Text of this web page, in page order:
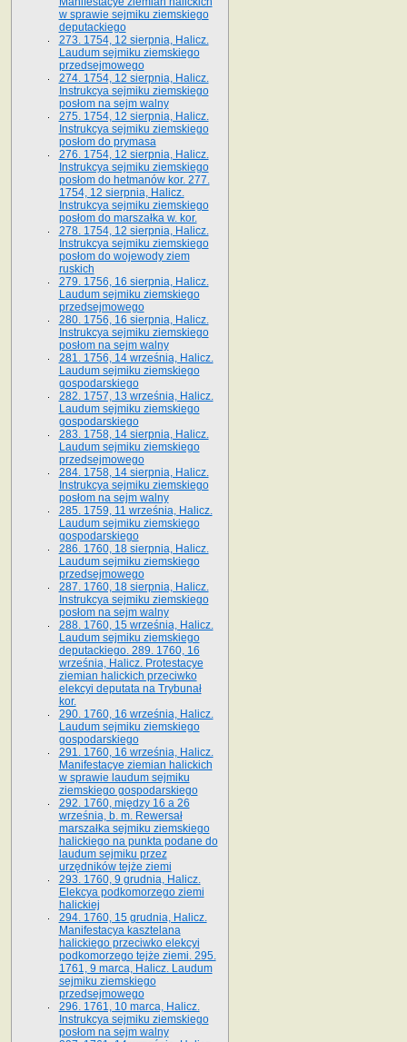
w sprawie sejmiku ziemskiego
deputackiego
273. 1754, 12 sierpnia, Halicz.
Laudum sejmiku ziemskiego
przedsejmowego
274. 1754, 12 sierpnia, Halicz.
Instrukcya sejmiku ziemskiego
posłom na sejm walny
275. 1754, 12 sierpnia, Halicz.
Instrukcya sejmiku ziemskiego
posłom do prymasa
276. 1754, 12 sierpnia, Halicz.
Instrukcya sejmiku ziemskiego
posłom do hetmanów kor. 277.
1754, 12 sierpnia, Halicz.
Instrukcya sejmiku ziemskiego
posłom do marszałka w. kor.
278. 1754, 12 sierpnia, Halicz.
Instrukcya sejmiku ziemskiego
posłom do wojewody ziem
ruskich
279. 1756, 16 sierpnia, Halicz.
Laudum sejmiku ziemskiego
przedsejmowego
280. 1756, 16 sierpnia, Halicz.
Instrukcya sejmiku ziemskiego
posłom na sejm walny
281. 1756, 14 września, Halicz.
Laudum sejmiku ziemskiego
gospodarskiego
282. 1757, 13 września, Halicz.
Laudum sejmiku ziemskiego
gospodarskiego
283. 1758, 14 sierpnia, Halicz.
Laudum sejmiku ziemskiego
przedsejmowego
284. 1758, 14 sierpnia, Halicz.
Instrukcya sejmiku ziemskiego
posłom na sejm walny
285. 1759, 11 września, Halicz.
Laudum sejmiku ziemskiego
gospodarskiego
286. 1760, 18 sierpnia, Halicz.
Laudum sejmiku ziemskiego
przedsejmowego
287. 1760, 18 sierpnia, Halicz.
Instrukcya sejmiku ziemskiego
posłom na sejm walny
288. 1760, 15 września, Halicz.
Laudum sejmiku ziemskiego
deputackiego. 289. 1760, 16
września, Halicz. Protestacye
ziemian halickich przeciwko
elekcyi deputata na Trybunał
kor.
290. 1760, 16 września, Halicz.
Laudum sejmiku ziemskiego
gospodarskiego
291. 1760, 16 września, Halicz.
Manifestacye ziemian halickich
w sprawie laudum sejmiku
ziemskiego gospodarskiego
292. 1760, między 16 a 26
września, b. m. Rewersał
marszałka sejmiku ziemskiego
halickiego na punkta podane do
laudum sejmiku przez
urzędników tejże ziemi
293. 1760, 9 grudnia, Halicz.
Elekcya podkomorzego ziemi
halickiej
294. 1760, 15 grudnia, Halicz.
Manifestacya kasztelana
halickiego przeciwko elekcyi
podkomorzego tejże ziemi. 295.
1761, 9 marca, Halicz. Laudum
sejmiku ziemskiego
przedsejmowego
296. 1761, 10 marca, Halicz.
Instrukcya sejmiku ziemskiego
posłom na sejm walny